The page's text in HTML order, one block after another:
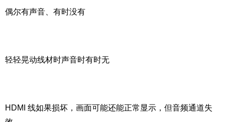
偶尔有声音、有时没有
轻轻晃动线材时声音时有时无
HDMI 线如果损坏，画面可能还能正常显示，但音频通道失